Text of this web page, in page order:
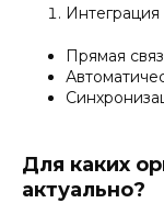
Интеграция
Прямая
Для каких
актуально?